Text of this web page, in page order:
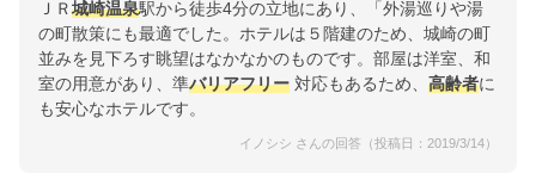
ＪＲ城崎温泉駅から徒歩4分の立地にあり、「外湯巡りや湯
の町散策にも最適でした。ホテルは５階建のため、城崎の町
並みを見下ろす眺望はなかなかのものです。部屋は洋室、和
室の用意があり、準バリアフリー 対応もあるため、 高齢者に
も安心なホテルです。
イノシシ さんの回答（投稿日：2019/3/14）